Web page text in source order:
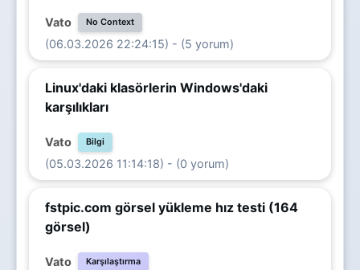
Vato No Context
(06.03.2026 22:24:15) - (5 yorum)
Linux'daki klasörlerin Windows'daki
karşılıkları
Vato Bilgi
(05.03.2026 11:14:18) - (0 yorum)
fstpic.com görsel yükleme hız testi (164
görsel)
Vato Karşılaştırma